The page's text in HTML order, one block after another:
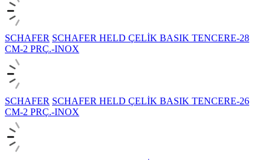
SCHAFER SCHAFER HELD ÇELİK BASIK TENCERE-28
CM-2 PRÇ.-INOX
SCHAFER SCHAFER HELD ÇELİK BASIK TENCERE-26
CM-2 PRÇ.-INOX